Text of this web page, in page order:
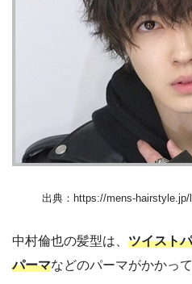
出典：https://mens-hairstyle.jp/
中村倫也の髪型は、 ツイスト
パーマなどのパーマがかかっ